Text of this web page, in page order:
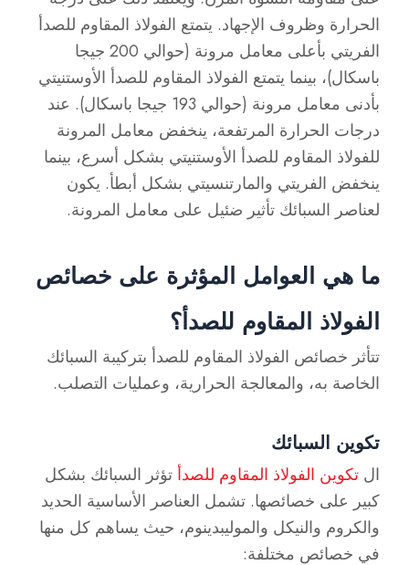
الحرارة وظروف الإجهاد. يتمتع الفولاذ المقاوم للصدأ
الفريتي بأعلى معامل مرونة (حوالي 200 جيجا
باسكال)، بينما يتمتع الفولاذ المقاوم للصدأ الأوستنيتي
بأدنى معامل مرونة (حوالي 193 جيجا باسكال). عند
درجات الحرارة المرتفعة، ينخفض معامل المرونة
للفولاذ المقاوم للصدأ الأوستنيتي بشكل أسرع، بينما
ينخفض الفريتي والمارتنسيتي بشكل أبطأ. يكون
لعناصر السبائك تأثير ضئيل على معامل المرونة.
ما هي العوامل المؤثرة على خصائص
الفولاذ المقاوم للصدأ؟
تتأثر خصائص الفولاذ المقاوم للصدأ بتركيبة السبائك
الخاصة به، والمعالجة الحرارية، وعمليات التصلب.
تكوين السبائك
التكوين الفولاذ المقاوم للصدأ تؤثر السبائك بشكل
كبير على خصائصها. تشمل العناصر الأساسية الحديد
والكروم والنيكل والموليبدينوم، حيث يساهم كل منها
في خصائص مختلفة: